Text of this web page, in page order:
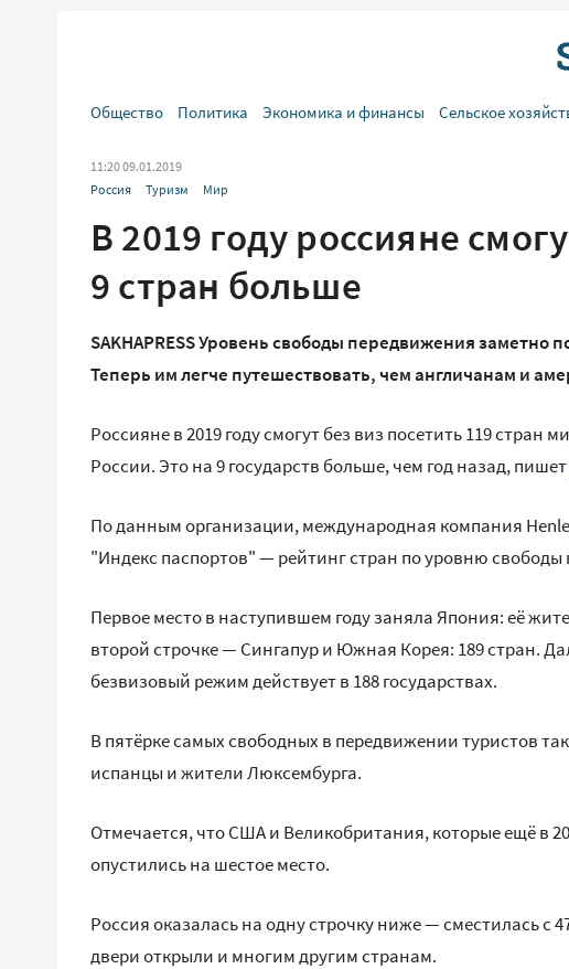
Общество Политика Экономика и финансы Сельское
11:20 09.01.2019
Россия
Туризм Мир
В 2019 году россияне
9 стран больше
SAKHAPRESS Уровень свободы передвижения заметно
Теперь им легче путешествовать, чем англичанам и
Россияне в 2019 году смогут без виз посетить 119
России. Это на 9 государств больше, чем год назад, пишет
По данным организации, международная компания
"Индекс паспортов" — рейтинг стран по уровню
Первое место в наступившем году заняла Япония: её
второй строчке — Сингапур и Южная Корея: 189 стран.
безвизовый режим действует в 188 государствах.
В пятёрке самых свободных в передвижении туристов
испанцы и жители Люксембурга.
Отмечается, что США и Великобритания, которые ещё в
опустились на шестое место.
Россия оказалась на одну строчку ниже — сместилась с
двери открыли и многим другим странам.